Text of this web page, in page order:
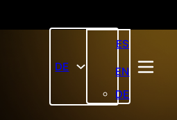
DE
ES
EN
DE